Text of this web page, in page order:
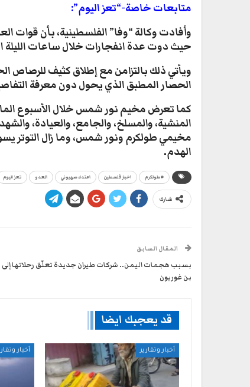
متابعات خاصة-“تعز اليوم”:
وأفادت وكالة “وفا” الفلسطينية، بأن
حيث دوت عدة انفجارات خلال ساعات الليلة
ويأتي ذلك بالتزامن مع إطلاق كثيف للرصاص
الحصار المطبق الذي يحول دون معرفة
كما تعرض مخيم نور شمس خلال الأسبوع
مخيمي طولكرم ونور شمس، وما زال التوتر
الهدم.
#طولكرم اخبار فلسطين اعتداء صهيوني العدو تعز اليوم
شارك
المقال السابق
بسبب هجمات اليمن.. شركات طيران جديدة تعلّق رحلاتها إلى
بن غوريون
قد يعجبك ايضا
أخبار وتقارير أخبار